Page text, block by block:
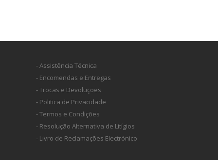
- Assistência Técnica
- Encomendas e Entregas
- Trocas e Devoluções
- Politica de Privacidade
- Termos e Condições
- Resolução Alternativa de Litígios
- Livro de Reclamações Electrónico